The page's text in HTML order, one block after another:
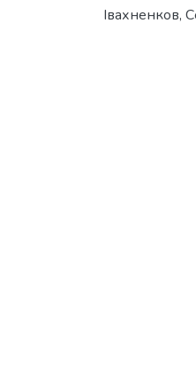
Івахненков,